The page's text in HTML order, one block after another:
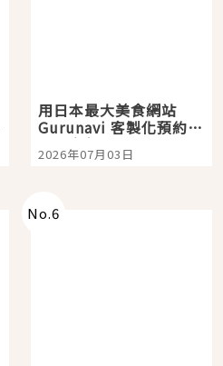
用日本最大美食網站
Gurunavi 客製化預約九
大都市餐廳，打造專屬
美食體驗！
2026年07月03日
No.6